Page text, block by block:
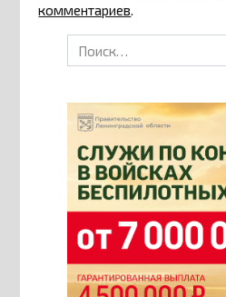
комментариев.
Search
for: